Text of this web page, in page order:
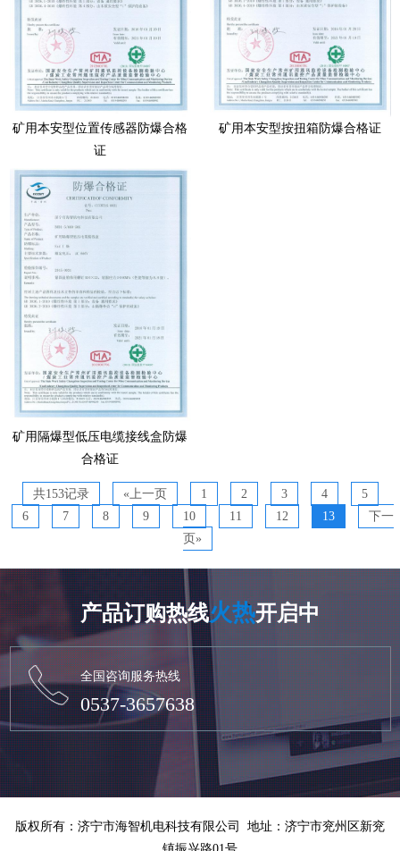
矿用本安型位置传感器防爆合格
证
矿用本安型按扭箱防爆合格证
矿用隔爆型低压电缆接线盒防爆
合格证
共153记录 «上一页 1 2 3 4
5
6
7 8 9 10 11 12 13
下一
页»
产品订购热线火热开启中
全国咨询服务热线
0537-3657638
版权所有：济宁市海智机电科技有限公司 地址：济宁市兖州区新兖